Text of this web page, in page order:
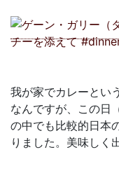
我が家でカレーとい
なんですが、この日
の中でも比較的日本
りました。美味しく